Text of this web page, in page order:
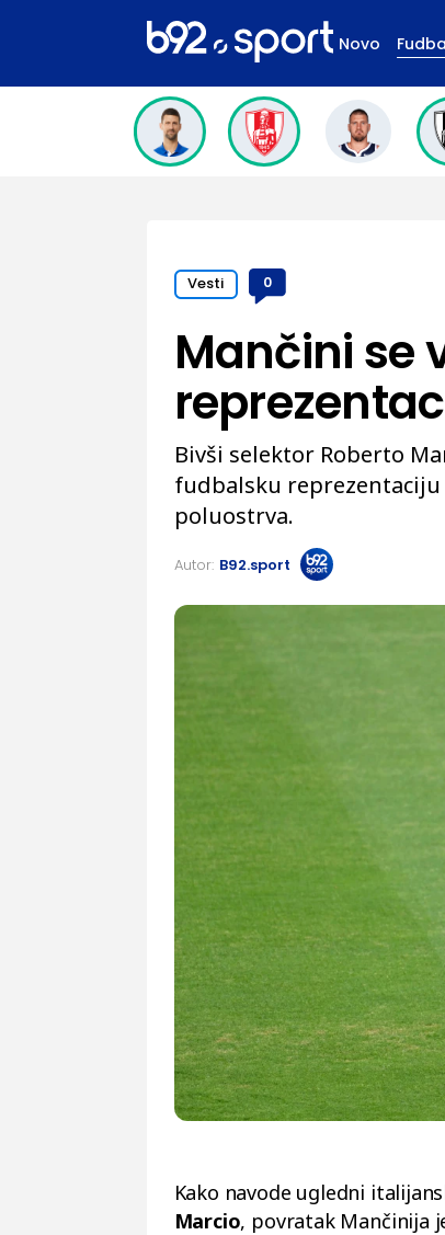
Novo
Vesti 0
Mančini se
Bivši selektor Roberto
fudbalsku
poluostrva.
Autor: B92.sport
Kako navode ugledni
Marcio, povratak Mančinija